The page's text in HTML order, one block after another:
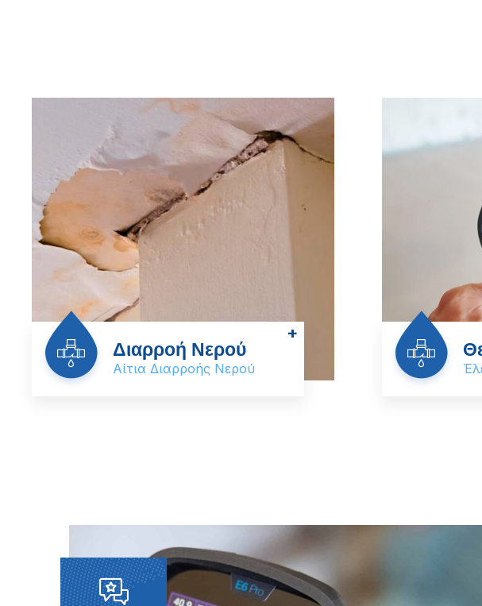
Διαρροή Νερού
Αίτια Διαρροής Νερού
+